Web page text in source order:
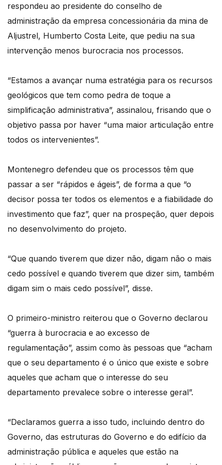
respondeu ao presidente do conselho de
administração da empresa concessionária da mina de
Aljustrel, Humberto Costa Leite, que pediu na sua
intervenção menos burocracia nos processos.
“Estamos a avançar numa estratégia para os recursos
geológicos que tem como pedra de toque a
simplificação administrativa”, assinalou, frisando que o
objetivo passa por haver “uma maior articulação entre
todos os intervenientes”.
Montenegro defendeu que os processos têm que
passar a ser “rápidos e ágeis”, de forma a que “o
decisor possa ter todos os elementos e a fiabilidade do
investimento que faz”, quer na prospeção, quer depois
no desenvolvimento do projeto.
“Que quando tiverem que dizer não, digam não o mais
cedo possível e quando tiverem que dizer sim, também
digam sim o mais cedo possível”, disse.
O primeiro-ministro reiterou que o Governo declarou
“guerra à burocracia e ao excesso de
regulamentação”, assim como às pessoas que “acham
que o seu departamento é o único que existe e sobre
aqueles que acham que o interesse do seu
departamento prevalece sobre o interesse geral”.
“Declaramos guerra a isso tudo, incluindo dentro do
Governo, das estruturas do Governo e do edifício da
administração pública e aqueles que estão na